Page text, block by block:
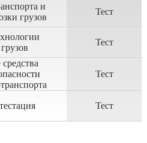
и
грузов
Тест
Тест
Тест
Тест